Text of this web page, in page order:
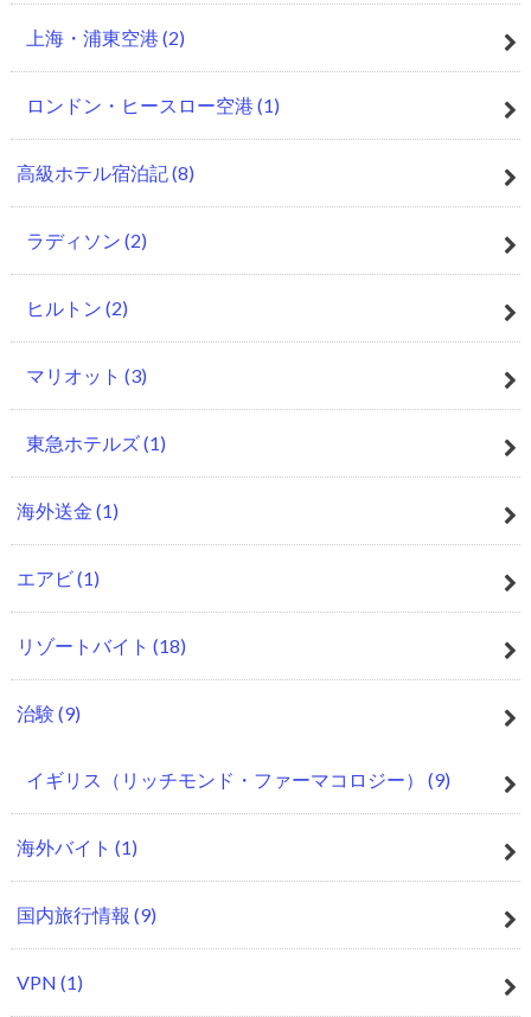
上海・浦東空港 (2)
ロンドン・ヒースロー空港 (1)
高級ホテル宿泊記(8)
ラディソン (2)
ヒルトン (2)
マリオット (3)
東急ホテルズ(1)
海外送金 (1)
エアビ(1)
リゾートバイト (18)
治験 (9)
イギリス（リッチモンド・ファーマコロジー） (9)
海外バイト (1)
国内旅行情報 (9)
VPN (1)